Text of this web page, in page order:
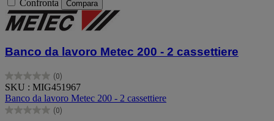
Confronta Compara
Banco da lavoro Metec 200 - 2 cassettiere
(0)
0.0
su
5
stelle.
SKU : MIG451967
Banco da lavoro Metec 200 - 2 cassettiere
(0)
0.0